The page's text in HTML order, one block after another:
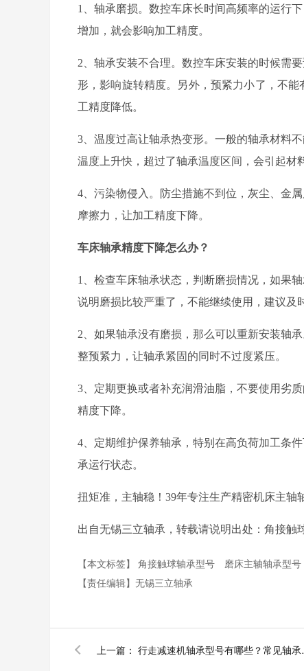
1、轴承磨损。数控车床长时间高频率的运行
增加，就会影响加工精度。
2、轴承安装不合理。数控车床安装的时候需
形，影响旋转精度。另外，预紧力小了，不
工精度降低。
3、温度过高让轴承热变形。一般的轴承材料
温度上升快，超过了轴承温度区间，会引起材
4、污染物侵入。防尘措施不到位，灰尘、金
摩擦力，让加工精度下降。
车床轴承精度下降怎么办？
1、检查车床轴承状态，判断磨损情况，如果
说明磨损比较严重了，不能继续使用，建议及
2、如果轴承没有磨损，那么可以重新安装轴
整预紧力，让轴承紧固的同时不过度紧压。
3、定期更换或者补充润滑油脂，不要使用劣
精度下降。
4、定期维护保养轴承，特别在高负荷加工条
承运行状态。
扭矩准，主轴稳！39年专注生产精密机床主轴
出自无锡三立轴承，转载请说明出处：角接触
【本文标签】 角接触球轴承型号 磨床主轴轴承型号
【责任编辑】 无锡三立轴承
上一篇： 行走减